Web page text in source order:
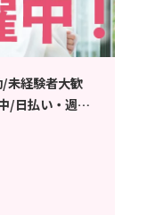
/未経験者大歓
/日払い・週払